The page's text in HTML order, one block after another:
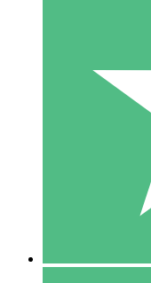
Pacotes
Pague conforme